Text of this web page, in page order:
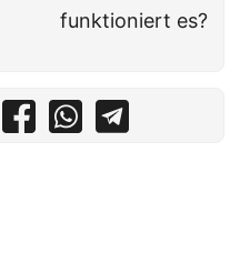
funktioniert es?